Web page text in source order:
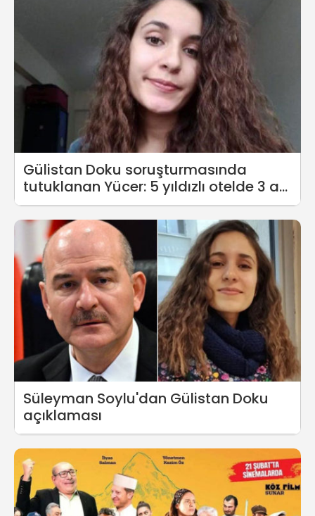
Gülistan Doku soruşturmasında
tutuklanan Yücer: 5 yıldızlı otelde 3 ay
kaldık, Vali Sonel para yardımı yaptı
Süleyman Soylu'dan Gülistan Doku
açıklaması